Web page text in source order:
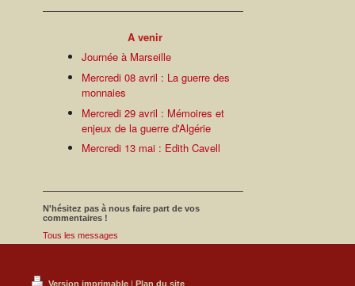
A venir
Journée à Marseille
Mercredi 08 avril : La guerre des
monnaies
Mercredi 29 avril : Mémoires et
enjeux de la guerre d'Algérie
Mercredi 13 mai : Edith Cavell
N'hésitez pas à nous faire part de vos
commentaires !
Tous les messages
Version imprimable | Plan du site